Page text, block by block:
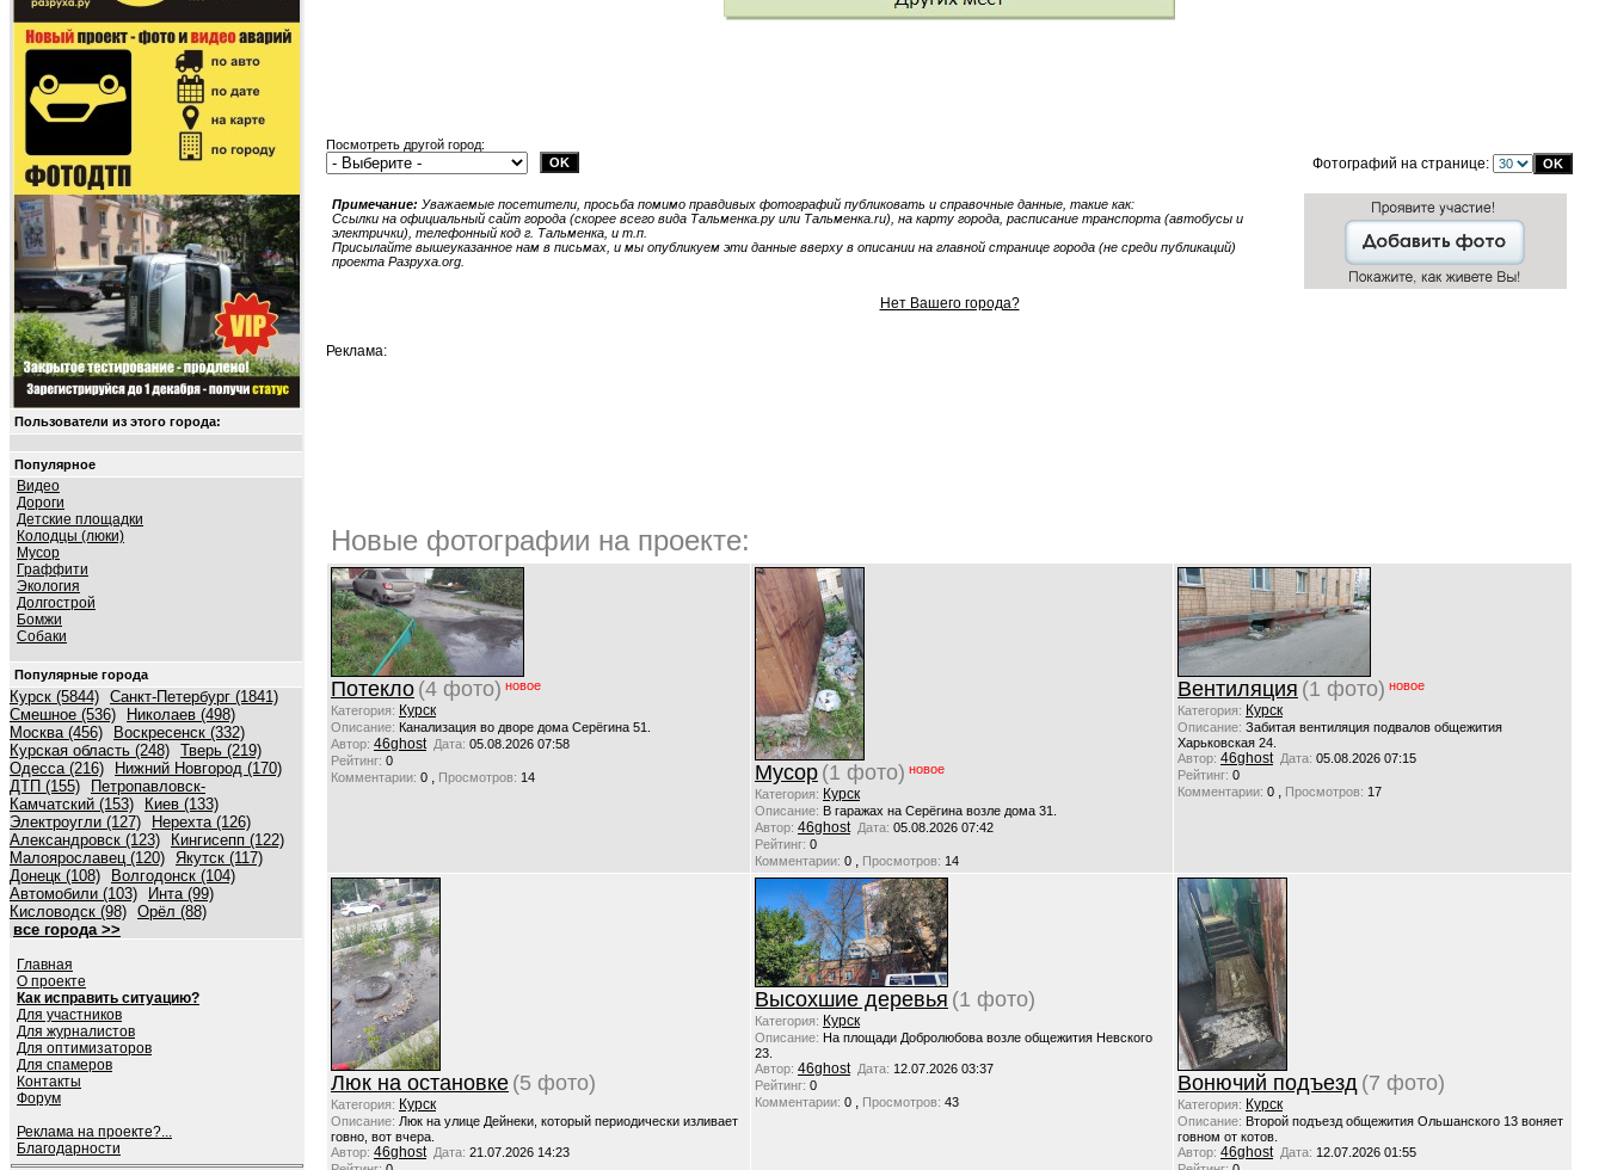
Пользователи из этого города:
Популярное
Видео
Дороги
Детские площадки
Колодцы (люки)
Мусор
Граффити
Экология
Долгострой
Бомжи
Собаки
Популярные города
Курск (5844) Санкт-Петербург (1841)
Смешное (536)
Николаев (498)
Москва (456)
Воскресенск (332)
Курская область (248) Тверь (219)
Одесса (216)
Нижний Новгород (170)
ДТП (155)
Петропавловск-
Камчатский (153)
Киев (133)
Электроугли (127)
Нерехта (126)
Александровск (123)
Кингисепп (122)
Малоярославец (120) Якутск (117)
Донецк (108)
Волгодонск (104)
Автомобили (103)
Инта (99)
Кисловодск (98) Орёл (88)
все города >>
Главная
О проекте
Как исправить ситуацию?
Для участников
Для журналистов
Для оптимизаторов
Для спамеров
Контакты
Форум
Реклама на проекте?...
Благодарности
Посмотреть другой город:
Фотографий на странице:
Примечание: Уважаемые посетители, просьба помимо правдивых фотографий публиковать и справочные данные, такие как:
Ссылки на официальный сайт города (скорее всего вида Тальменка.ру или Тальменка.ru), на карту города, расписание транспорта (автобусы и
электрички), телефонный код г. Тальменка, и т.п.
Присылайте вышеуказанное нам в письмах, и мы опубликуем эти данные вверху в описании на главной странице города (не среди публикаций)
проекта Разруха.org.
Нет Вашего города?
Реклама:
Новые фотографии на проекте:
Потекло (4 фото) новое
Категория: Курск
Описание: Канализация во дворе дома Серёгина 51.
Автор: 46ghost Дата: 05.08.2026 07:58
Рейтинг: 0
Комментарии: 0 , Просмотров: 14 Мусор (1 фото) новое
Категория: Курск
Описание: В гаражах на Серёгина возле дома 31.
Автор: 46ghost Дата: 05.08.2026 07:42
Рейтинг: 0
Комментарии: 0 , Просмотров: 14
Вентиляция (1 фото) новое
Категория: Курск
Описание: Забитая вентиляция подвалов общежития
Харьковская 24.
Автор: 46ghost Дата: 05.08.2026 07:15
Рейтинг: 0
Комментарии: 0 , Просмотров: 17
Люк на остановке (5 фото)
Категория: Курск
Описание: Люк на улице Дейнеки, который периодически изливает
говно, вот вчера.
Автор: 46ghost Дата: 21.07.2026 14:23
Высохшие деревья (1 фото)
Категория: Курск
Описание: На площади Добролюбова возле общежития Невского
23.
Автор: 46ghost Дата: 12.07.2026 03:37
Рейтинг: 0
Комментарии: 0 , Просмотров: 43
Вонючий подъезд (7 фото)
Категория: Курск
Описание: Второй подъезд общежития Ольшанского 13 воняет
говном от котов.
Автор: 46ghost Дата: 12.07.2026 01:55